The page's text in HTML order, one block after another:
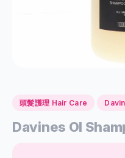
頭髮護理 Hair Care
Davines OI